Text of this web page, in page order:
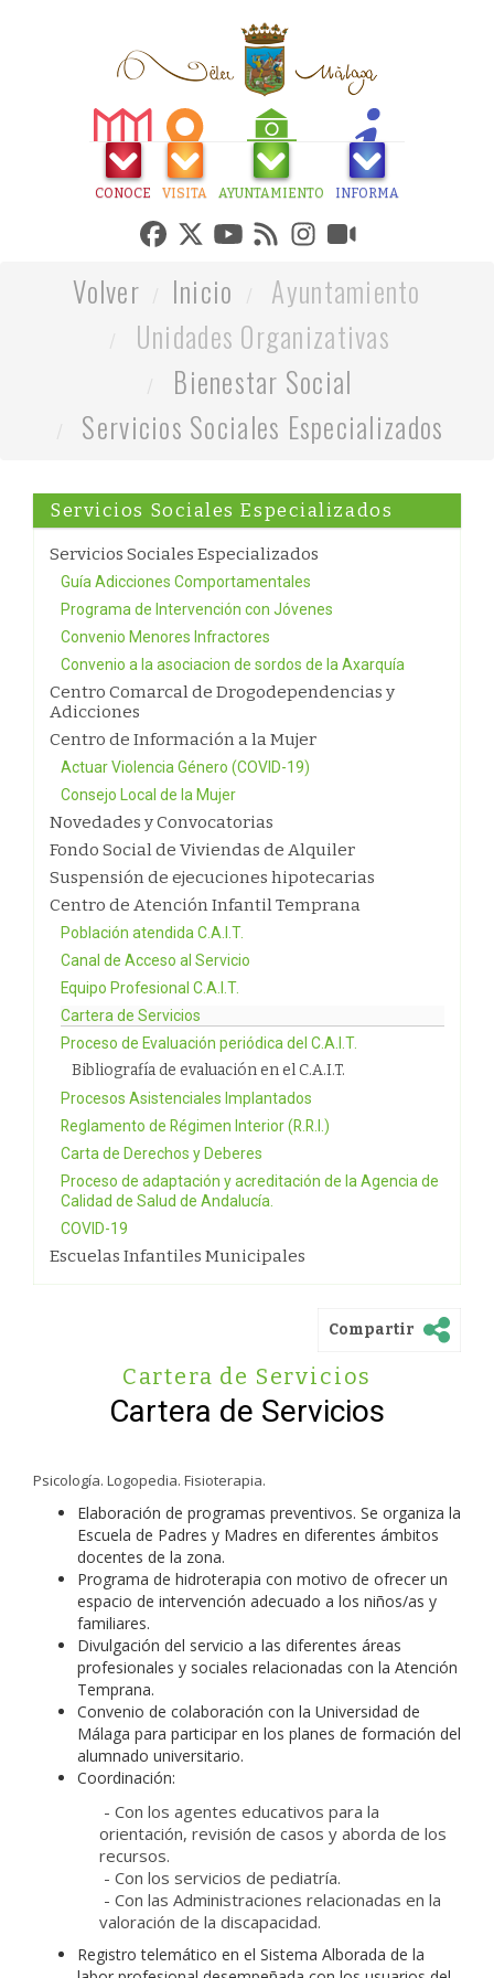
CONOCE VISITA AYUNTAMIENTO INFORMA
Volver Inicio
Ayuntamiento
Unidades Organizativas
Bienestar Social
Servicios Sociales Especializados
Servicios Sociales Especializados
Servicios Sociales Especializados
Guía Adicciones Comportamentales
Programa de Intervención con Jóvenes
Convenio Menores Infractores
Convenio a la asociacion de sordos de la Axarquía
Centro Comarcal de Drogodependencias y
Adicciones
Centro de Información a la Mujer
Actuar Violencia Género (COVID-19)
Consejo Local de la Mujer
Novedades y Convocatorias
Fondo Social de Viviendas de Alquiler
Suspensión de ejecuciones hipotecarias
Centro de Atención Infantil Temprana
Población atendida C.A.I.T.
Canal de Acceso al Servicio
Equipo Profesional C.A.I.T.
Cartera de Servicios
Proceso de Evaluación periódica del C.A.I.T.
Bibliografía de evaluación en el C.A.I.T.
Procesos Asistenciales Implantados
Reglamento de Régimen Interior (R.R.I.)
Carta de Derechos y Deberes
Proceso de adaptación y acreditación de la Agencia de
Calidad de Salud de Andalucía.
COVID-19
Escuelas Infantiles Municipales
Compartir
Cartera de Servicios
Cartera de Servicios
Psicología. Logopedia. Fisioterapia.
Elaboración de programas preventivos. Se organiza la
Escuela de Padres y Madres en diferentes ámbitos
docentes de la zona.
Programa de hidroterapia con motivo de ofrecer un
espacio de intervención adecuado a los niños/as y
familiares.
Divulgación del servicio a las diferentes áreas
profesionales y sociales relacionadas con la Atención
Temprana.
Convenio de colaboración con la Universidad de
Málaga para participar en los planes de formación del
alumnado universitario.
Coordinación:
- Con los agentes educativos para la
orientación, revisión de casos y aborda de los
recursos.
- Con los servicios de pediatría.
- Con las Administraciones relacionadas en la
valoración de la discapacidad.
Registro telemático en el Sistema Alborada de la